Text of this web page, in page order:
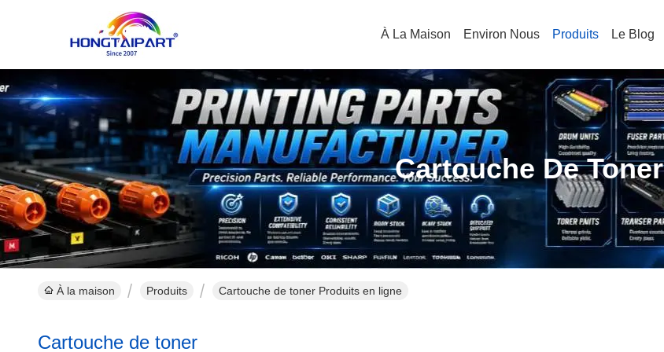
À La Maison Environ Nous Produits Le Blog
Cartouche De Toner
À la maison Produits Cartouche de toner Produits en ligne
Cartouche de toner